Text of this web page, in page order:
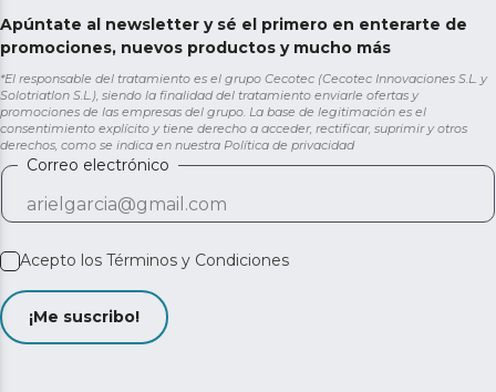
Apúntate al newsletter y sé el primero en enterarte de
promociones, nuevos productos y mucho más
*El responsable del tratamiento es el grupo Cecotec (Cecotec Innovaciones S.L. y
Solotriatlon S.L.), siendo la finalidad del tratamiento enviarle ofertas y
promociones de las empresas del grupo. La base de legitimación es el
consentimiento explícito y tiene derecho a acceder, rectificar, suprimir y otros
derechos, como se indica en nuestra Política de privacidad
Correo electrónico
Acepto los Términos y Condiciones
¡Me suscribo!